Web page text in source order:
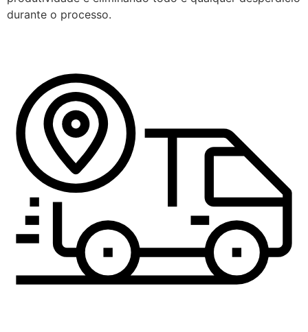
durante o processo.